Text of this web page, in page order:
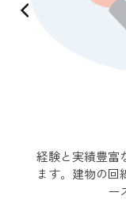
経験と実績豊富
ます。建物の回
ー